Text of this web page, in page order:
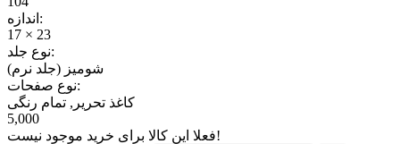
اندازه:
17 × 23
نوع جلد:
شومیز (جلد نرم)
نوع صفحات:
کاغذ تحریر, تمام رنگی
5,000
فعلا این کالا برای خرید موجود نیست!